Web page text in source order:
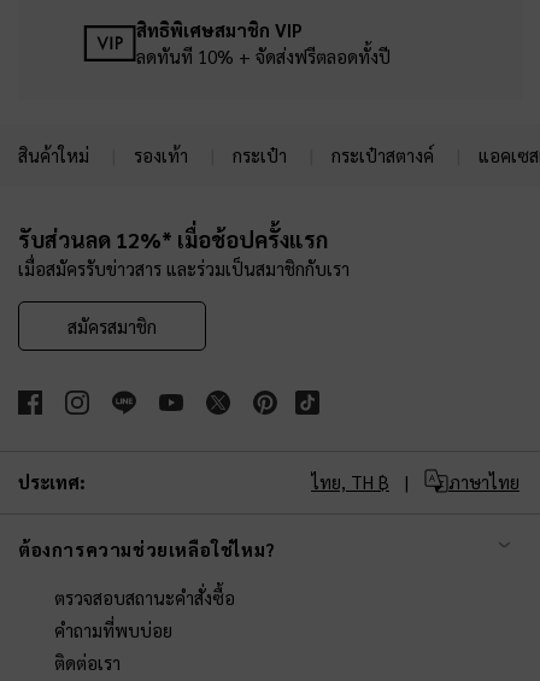
สิทธิพิเศษสมาชิก VIP
ลดทันที 10% + จัดส่งฟรีตลอดทั้งปี
สินค้าใหม่ รองเท้า กระเป๋า กระเป๋าสตางค์ แอคเซ
รับส่วนลด 12%* เมื่อช้อปครั้งแรก
เมื่อสมัครรับข่าวสาร และร่วมเป็นสมาชิกกับเรา
สมัครสมาชิก
ประเทศ: ไทย, TH ฿ ภาษาไทย
ต้องการความช่วยเหลือใช่ไหม?
ตรวจสอบสถานะคำสั่งซื้อ
คำถามที่พบบ่อย
ติดต่อเรา